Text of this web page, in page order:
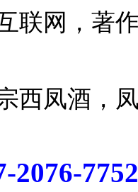
联网，著
西凤酒
2076-7752